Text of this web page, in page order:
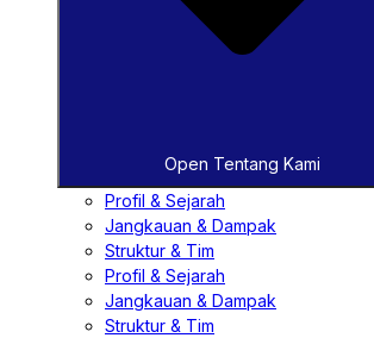
Open Tentang Kami
Profil & Sejarah
Jangkauan & Dampak
Struktur & Tim
Profil & Sejarah
Jangkauan & Dampak
Struktur & Tim